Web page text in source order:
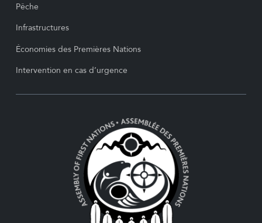
Pêche
Infrastructures
Économies des Premières Nations
Intervention en cas d’urgence